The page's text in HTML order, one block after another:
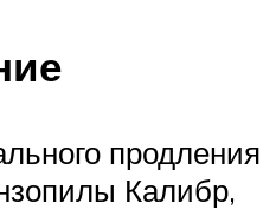
продления
Калибр,